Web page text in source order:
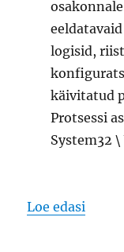
logisid,
käivitatud
Protsessi
System32
Loe edasi